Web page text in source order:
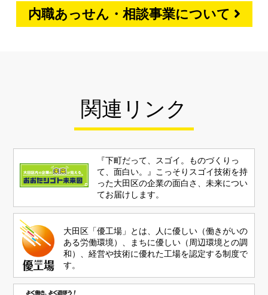
内職あっせん・相談事業について
関連リンク
『下町だって、スゴイ。ものづくりっ
て、面白い。』こっそりスゴイ技術を持
った大田区の企業の面白さ、未来につい
てお届けします。
大田区「優工場」とは、人に優しい（働きがいの
ある労働環境）、まちに優しい（周辺環境との調
和）、経営や技術に優れた工場を認定する制度で
す。